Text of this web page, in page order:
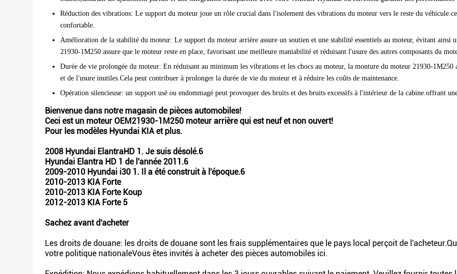
Réduction des vibrations: Le support du moteur joue un rôle crucial dans l'isolement des vibrations du moteur vers le reste du
confortable.
Amélioration de la stabilité du moteur: Le support du moteur arrière assure un soutien et une stabilité essentiels au moteur, évitant
21930-1M250 assure que le moteur reste en place, favorisant une meilleure maniabilité et réduisant l'usure des autres composants du
Durée de vie prolongée du moteur: En réduisant au minimum les vibrations et les chocs au moteur, la monture du moteur 21930-1M250
et de l'usure inutiles.Cela peut contribuer à prolonger la durée de vie du moteur et à réduire les coûts de maintenance.
Opération silencieuse: un support usé ou endommagé peut provoquer des bruits et des bruits excessifs à l'intérieur de la cabine.offrant
Bienvenue dans notre magasin de pièces automobiles!
Ceci est un moteur OEM21930-1M250 moteur arrière qui est neuf et non ouvert!
Pour les modèles Hyundai KIA et plus.
2008 Hyundai ElantraHD 1. Je suis désolé.6
Hyundai Elantra HD 1 de l'année 2011.6
2009-2010 Hyundai i30 1. Il a été construit à l'époque.6
2010-2013 KIA Forte
2010-2013 KIA Forte Koup
2012-2013 KIA Forte 5
Sachez avant d'acheter
Les droits de douane: les droits de douane sont les frais supplémentaires que le pays local perçoit de
votre politique nationaleVous êtes invités à acheter des pièces automobiles ici.